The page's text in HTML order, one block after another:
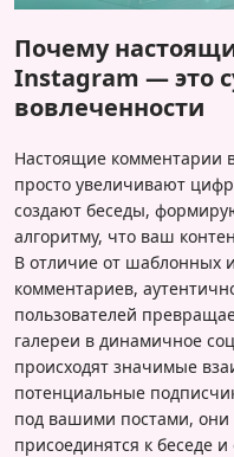
Почему
Instagram — это
вовлеченности
Настоящие комментарии
просто увеличивают
создают беседы,
алгоритму, что ваш
В отличие от шаблонных
комментариев,
пользователей
галереи в динамичное
происходят значимые
потенциальные
под вашими постами,
присоединятся к беседе